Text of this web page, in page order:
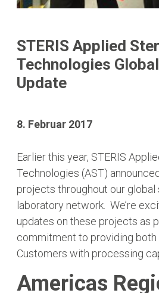
STERIS Applied
Technologies
Update
8. Februar 2017
Earlier this year, STERIS
Technologies (AST)
projects throughout our global
laboratory network. We’re
updates on these projects as
commitment to providing both
Customers with processing
Americas